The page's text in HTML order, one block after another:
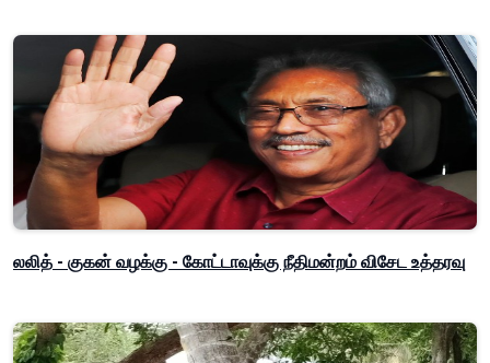
லலித் - குகன் வழக்கு - கோட்டாவுக்கு நீதிமன்றம் விசேட உத்தரவு